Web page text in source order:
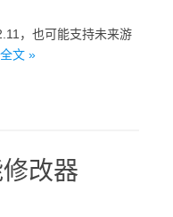
，也可能支持未来游
文 »
改器